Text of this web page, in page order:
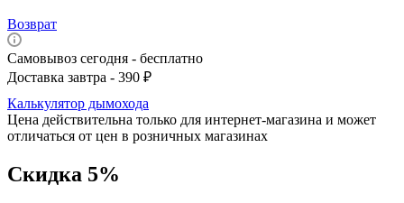
Возврат
Самовывоз сегодня - бесплатно
Доставка завтра - 390 ₽
Калькулятор дымохода
Цена действительна только для интернет-магазина и может
отличаться от цен в розничных магазинах
Скидка 5%